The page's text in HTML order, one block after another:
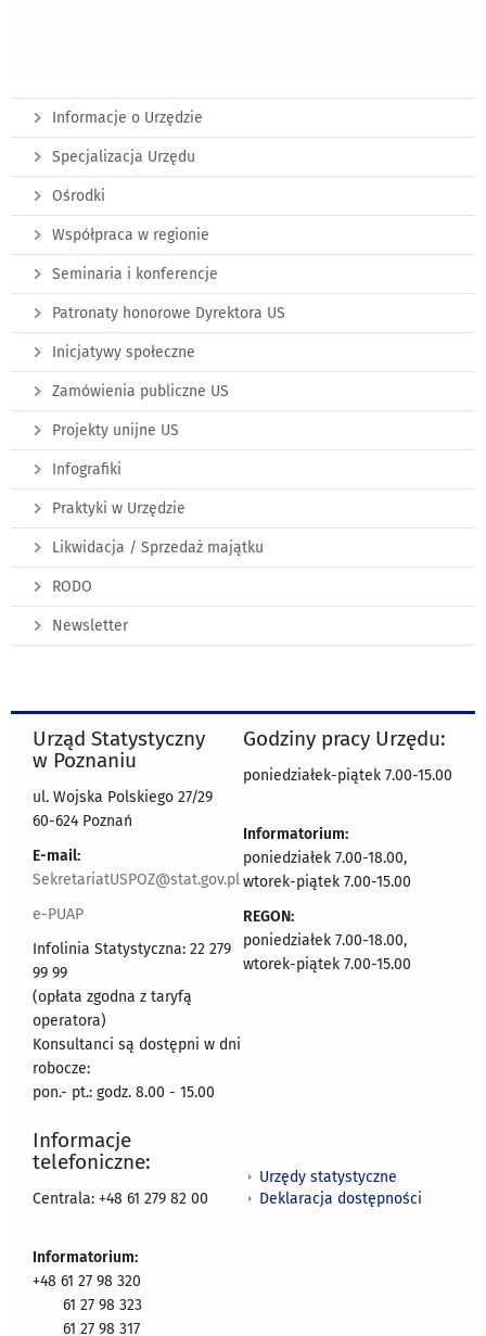
Informacje o Urzędzie
Specjalizacja Urzędu
Ośrodki
Współpraca w regionie
Seminaria i konferencje
Patronaty honorowe Dyrektora US
Inicjatywy społeczne
Zamówienia publiczne US
Projekty unijne US
Infografiki
Praktyki w Urzędzie
Likwidacja / Sprzedaż majątku
RODO
Newsletter
Urząd Statystyczny
w Poznaniu
ul. Wojska Polskiego 27/29
60-624 Poznań
E-mail:
SekretariatUSPOZ@stat.gov.pl
e-PUAP
Infolinia Statystyczna: 22 279
99 99
(opłata zgodna z taryfą
operatora)
Konsultanci są dostępni w dni
robocze:
pon.- pt.: godz. 8.00 - 15.00
Godziny pracy Urzędu:
poniedziałek-piątek 7.00-15.00
Informatorium:
poniedziałek 7.00-18.00,
wtorek-piątek 7.00-15.00
REGON:
poniedziałek 7.00-18.00,
wtorek-piątek 7.00-15.00
Informacje
telefoniczne:
Centrala: +48 61 279 82 00
Informatorium:
+48 61 27 98 320
61 27 98 323
61 27 98 317
Urzędy statystyczne
Deklaracja dostępności